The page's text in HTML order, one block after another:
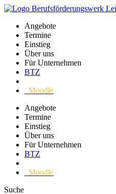
Angebote
Termine
Einstieg
Über uns
Für Unternehmen
BTZ
Moodle
Angebote
Termine
Einstieg
Über uns
Für Unternehmen
BTZ
Moodle
Suche